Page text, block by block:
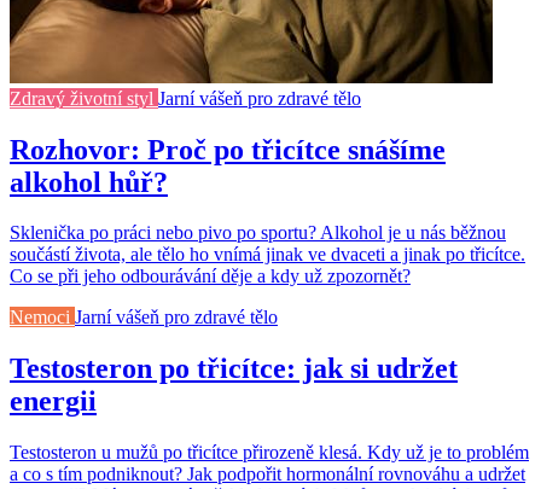
Zdravý životní styl Jarní vášeň pro zdravé tělo
Rozhovor: Proč po třicítce snášíme
alkohol hůř?
Sklenička po práci nebo pivo po sportu? Alkohol je u nás běžnou
součástí života, ale tělo ho vnímá jinak ve dvaceti a jinak po třicítce.
Co se při jeho odbourávání děje a kdy už zpozornět?
Nemoci Jarní vášeň pro zdravé tělo
Testosteron po třicítce: jak si udržet
energii
Testosteron u mužů po třicítce přirozeně klesá. Kdy už je to problém
a co s tím podniknout? Jak podpořit hormonální rovnováhu a udržet